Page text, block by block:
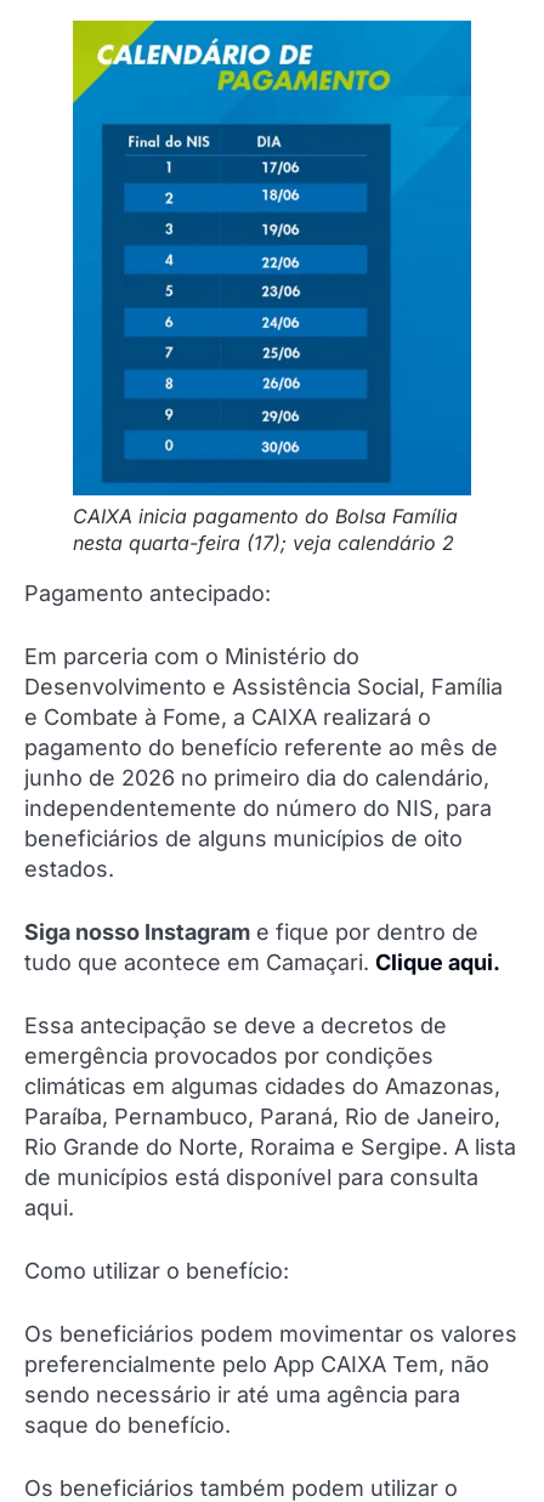
CAIXA inicia pagamento do Bolsa Família
nesta quarta-feira (17); veja calendário 2
Pagamento antecipado:
Em parceria com o Ministério do
Desenvolvimento e Assistência Social, Família
e Combate à Fome, a CAIXA realizará o
pagamento do benefício referente ao mês de
junho de 2026 no primeiro dia do calendário,
independentemente do número do NIS, para
beneficiários de alguns municípios de oito
estados.
Siga nosso Instagram e fique por dentro de
tudo que acontece em Camaçari. Clique aqui.
Essa antecipação se deve a decretos de
emergência provocados por condições
climáticas em algumas cidades do Amazonas,
Paraíba, Pernambuco, Paraná, Rio de Janeiro,
Rio Grande do Norte, Roraima e Sergipe. A lista
de municípios está disponível para consulta
aqui.
Como utilizar o benefício:
Os beneficiários podem movimentar os valores
preferencialmente pelo App CAIXA Tem, não
sendo necessário ir até uma agência para
saque do benefício.
Os beneficiários também podem utilizar o